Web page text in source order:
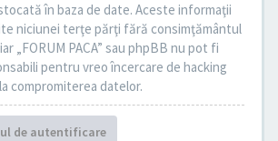
în baza de date. Aceste informaţii
niciunei terţe părţi fără consimţământul
„FORUM PACA” sau phpBB nu pot fi
pentru vreo încercare de hacking
compromiterea datelor.
de autentificare